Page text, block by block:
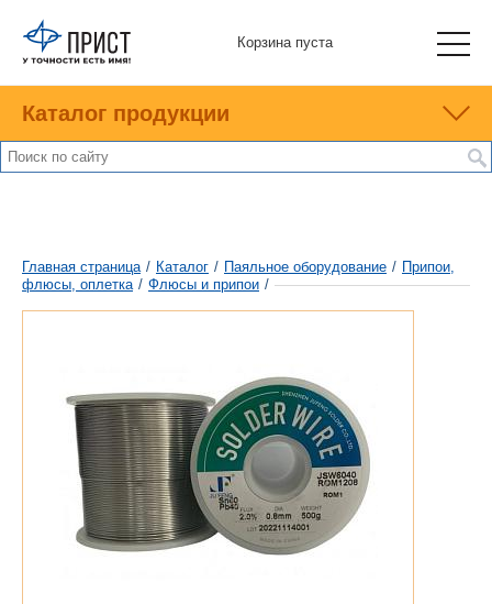
Корзина пуста
Каталог продукции
Главная страница / Каталог / Паяльное оборудование / Припои,
флюсы, оплетка / Флюсы и припои /